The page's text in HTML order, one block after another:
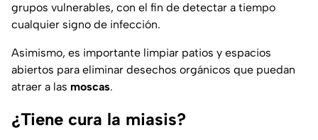
grupos vulnerables, con el fin de detectar a tiempo
cualquier signo de infección.
Asimismo, es importante limpiar patios y espacios
abiertos para eliminar desechos orgánicos que puedan
atraer a las moscas.
¿Tiene cura la miasis?